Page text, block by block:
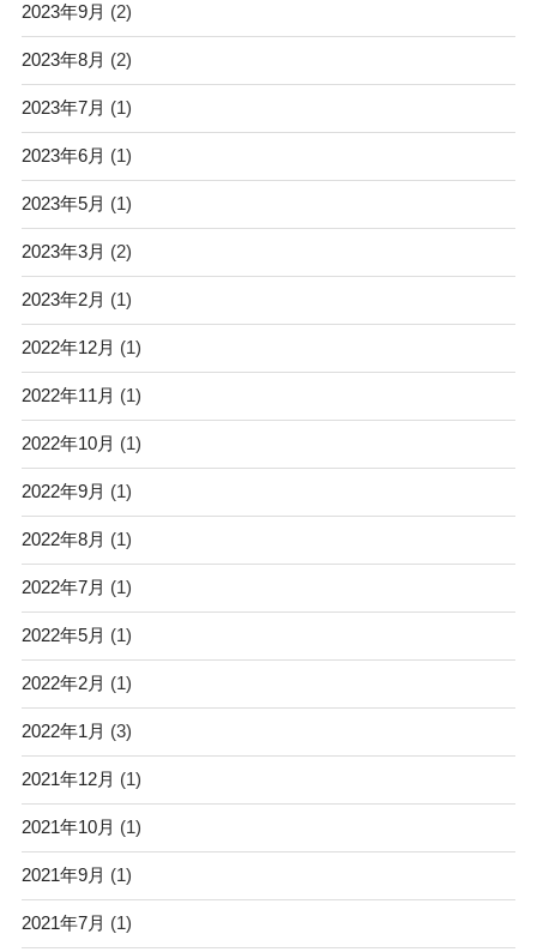
2023年9月 (2)
2023年8月 (2)
2023年7月 (1)
2023年6月 (1)
2023年5月 (1)
2023年3月 (2)
2023年2月 (1)
2022年12月 (1)
2022年11月 (1)
2022年10月 (1)
2022年9月 (1)
2022年8月 (1)
2022年7月 (1)
2022年5月 (1)
2022年2月 (1)
2022年1月 (3)
2021年12月 (1)
2021年10月 (1)
2021年9月 (1)
2021年7月 (1)